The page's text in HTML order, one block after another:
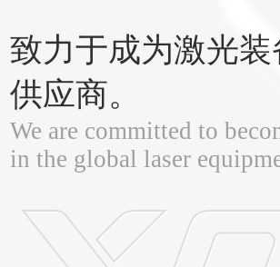
致力于成为激光
供应商。
We are committed to
in the global laser